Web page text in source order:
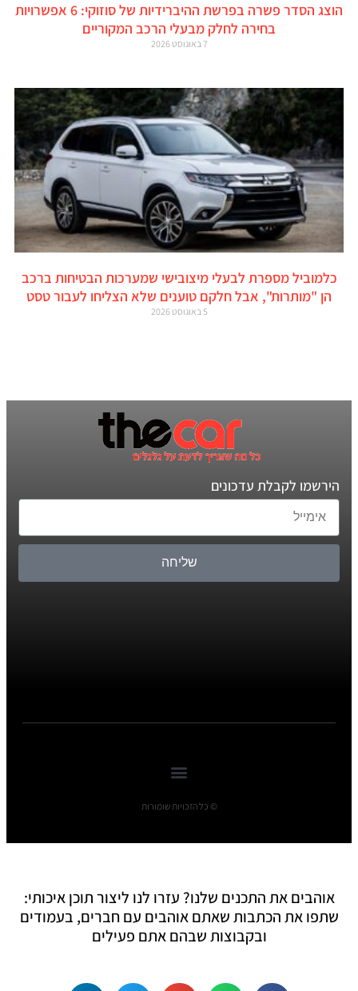
הוצג הסדר פשרה בפרשת ההיברידיות של סוזוקי: 6 אפשרויות
בחירה לחלק מבעלי הרכב המקוריים
7 באוגוסט 2026
כלמוביל מספרת לבעלי מיצובישי שמערכות הבטיחות ברכב
הן "מותרות", אבל חלקם טוענים שלא הצליחו לעבור טסט
5 באוגוסט 2026
הירשמו לקבלת עדכונים
שליחה
© כל הזכויות שומורות
אוהבים את התכנים שלנו? עזרו לנו ליצור תוכן איכותי:
שתפו את הכתבות שאתם אוהבים עם חברים, בעמודים
ובקבוצות שבהם אתם פעילים